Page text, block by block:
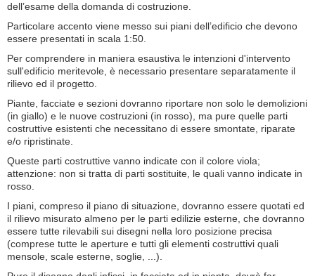
dell’esame della domanda di costruzione.
Particolare accento viene messo sui piani dell’edificio che devono
essere presentati in scala 1:50.
Per comprendere in maniera esaustiva le intenzioni d'intervento
sull'edificio meritevole, è necessario presentare separatamente il
rilievo ed il progetto.
Piante, facciate e sezioni dovranno riportare non solo le demolizioni
(in giallo) e le nuove costruzioni (in rosso), ma pure quelle parti
costruttive esistenti che necessitano di essere smontate, riparate
e/o ripristinate.
Queste parti costruttive vanno indicate con il colore viola;
attenzione: non si tratta di parti sostituite, le quali vanno indicate in
rosso.
I piani, compreso il piano di situazione, dovranno essere quotati ed
il rilievo misurato almeno per le parti edilizie esterne, che dovranno
essere tutte rilevabili sui disegni nella loro posizione precisa
(comprese tutte le aperture e tutti gli elementi costruttivi quali
mensole, scale esterne, soglie, ...).